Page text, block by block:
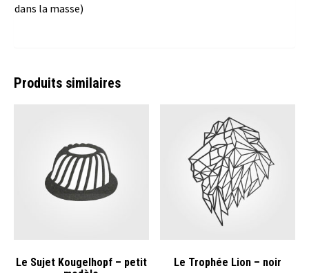
dans la masse)
Produits similaires
Le Sujet Kougelhopf – petit
Le Trophée Lion – noir